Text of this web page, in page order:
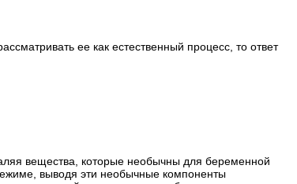
ее как естественный процесс, то ответ
вещества, которые необычны для беременной
выводя эти необычные компоненты